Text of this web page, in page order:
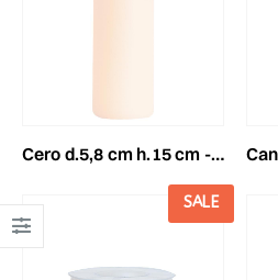
cero d.5,8 cm h.15 cm -150/58- conf.pz.16 avorio
SALE